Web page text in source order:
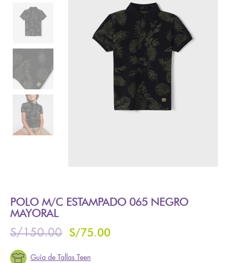
POLO M/C ESTAMPADO 065 NEGRO
MAYORAL
S/150.00 S/75.00
Guía de Tallas Teen